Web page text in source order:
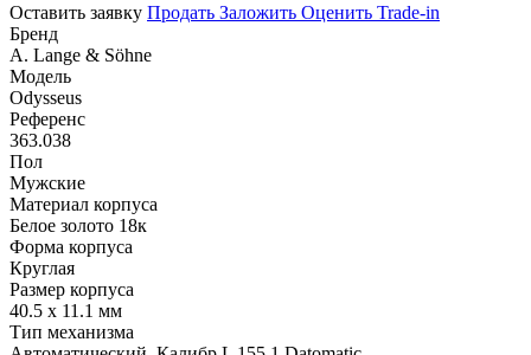
Оставить заявку Продать Заложить Оценить Trade-in
Бренд
A. Lange & Söhne
Модель
Odysseus
Референс
363.038
Пол
Мужские
Материал корпуса
Белое золото 18к
Форма корпуса
Круглая
Размер корпуса
40.5 х 11.1 мм
Тип механизма